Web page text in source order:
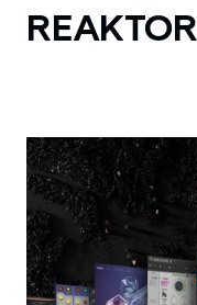
REAKTOR